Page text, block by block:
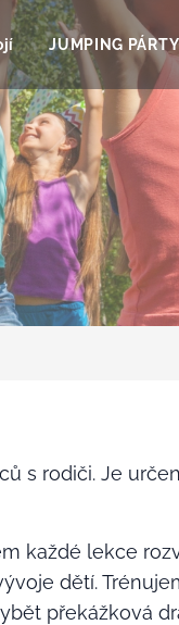
JUMPING PÁRTY
s rodiči. Je
každé lekce
dětí.
překážková